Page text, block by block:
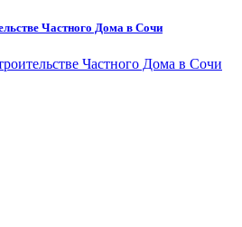
Частного Дома в Сочи